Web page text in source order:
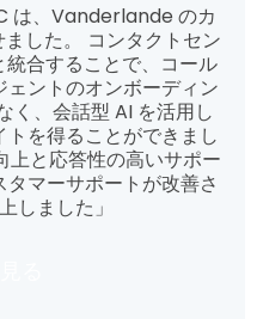
は、Vanderlande のカ
した。 コンタクトセン
合することで、コール
ントのオンボーディン
く、会話型 AI を活用し
を得ることができまし
上と応答性の高いサポー
タマーサポートが改善さ
しました」